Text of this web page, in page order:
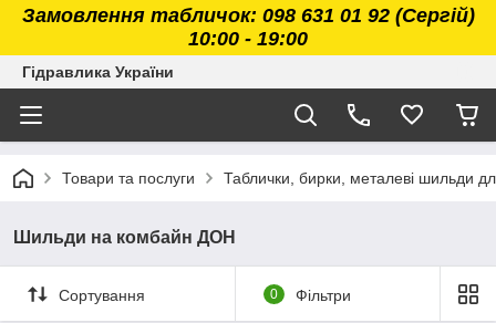
Замовлення табличок: 098 631 01 92 (Сергій)
10:00 - 19:00
Гідравлика України
Товари та послуги Таблички, бирки, металеві шильди
Шильди на комбайн ДОН
Сортування 0 Фільтри